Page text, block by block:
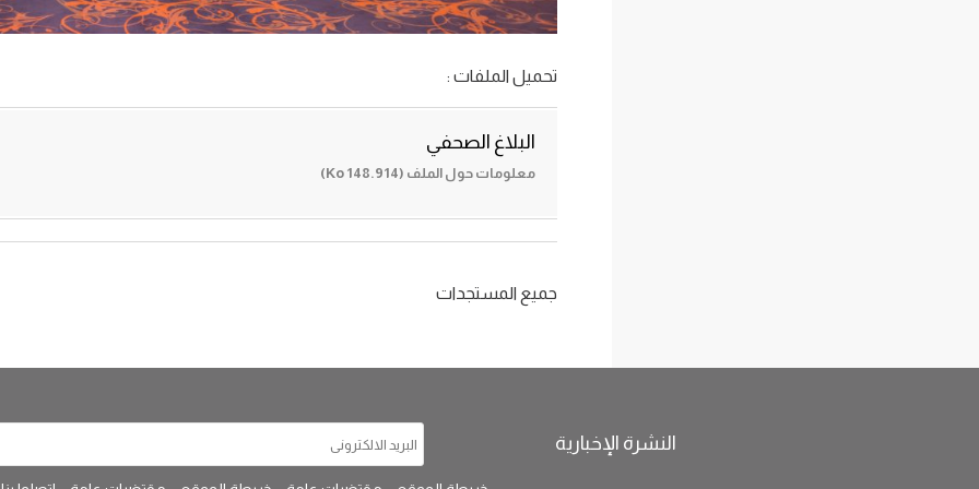
تحميل الملفات :
البلاغ الصحفي
معلومات حول الملف (148.914 Ko)
جميع المستجدات
النشرة الإخبارية